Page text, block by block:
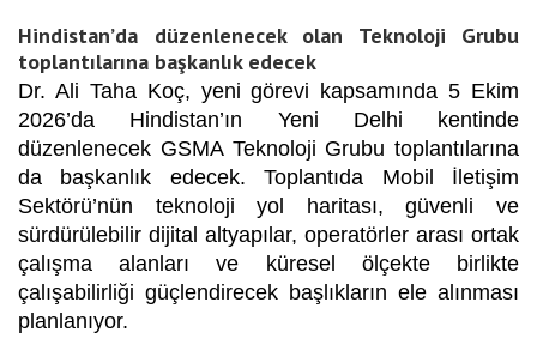
Hindistan’da düzenlenecek olan Teknoloji Grubu
toplantılarına başkanlık edecek
Dr. Ali Taha Koç, yeni görevi kapsamında 5 Ekim
2026’da Hindistan’ın Yeni Delhi kentinde
düzenlenecek GSMA Teknoloji Grubu toplantılarına
da başkanlık edecek. Toplantıda Mobil İletişim
Sektörü’nün teknoloji yol haritası, güvenli ve
sürdürülebilir dijital altyapılar, operatörler arası ortak
çalışma alanları ve küresel ölçekte birlikte
çalışabilirliği güçlendirecek başlıkların ele alınması
planlanıyor.